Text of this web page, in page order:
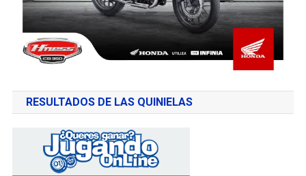
RESULTADOS DE LAS QUINIELAS